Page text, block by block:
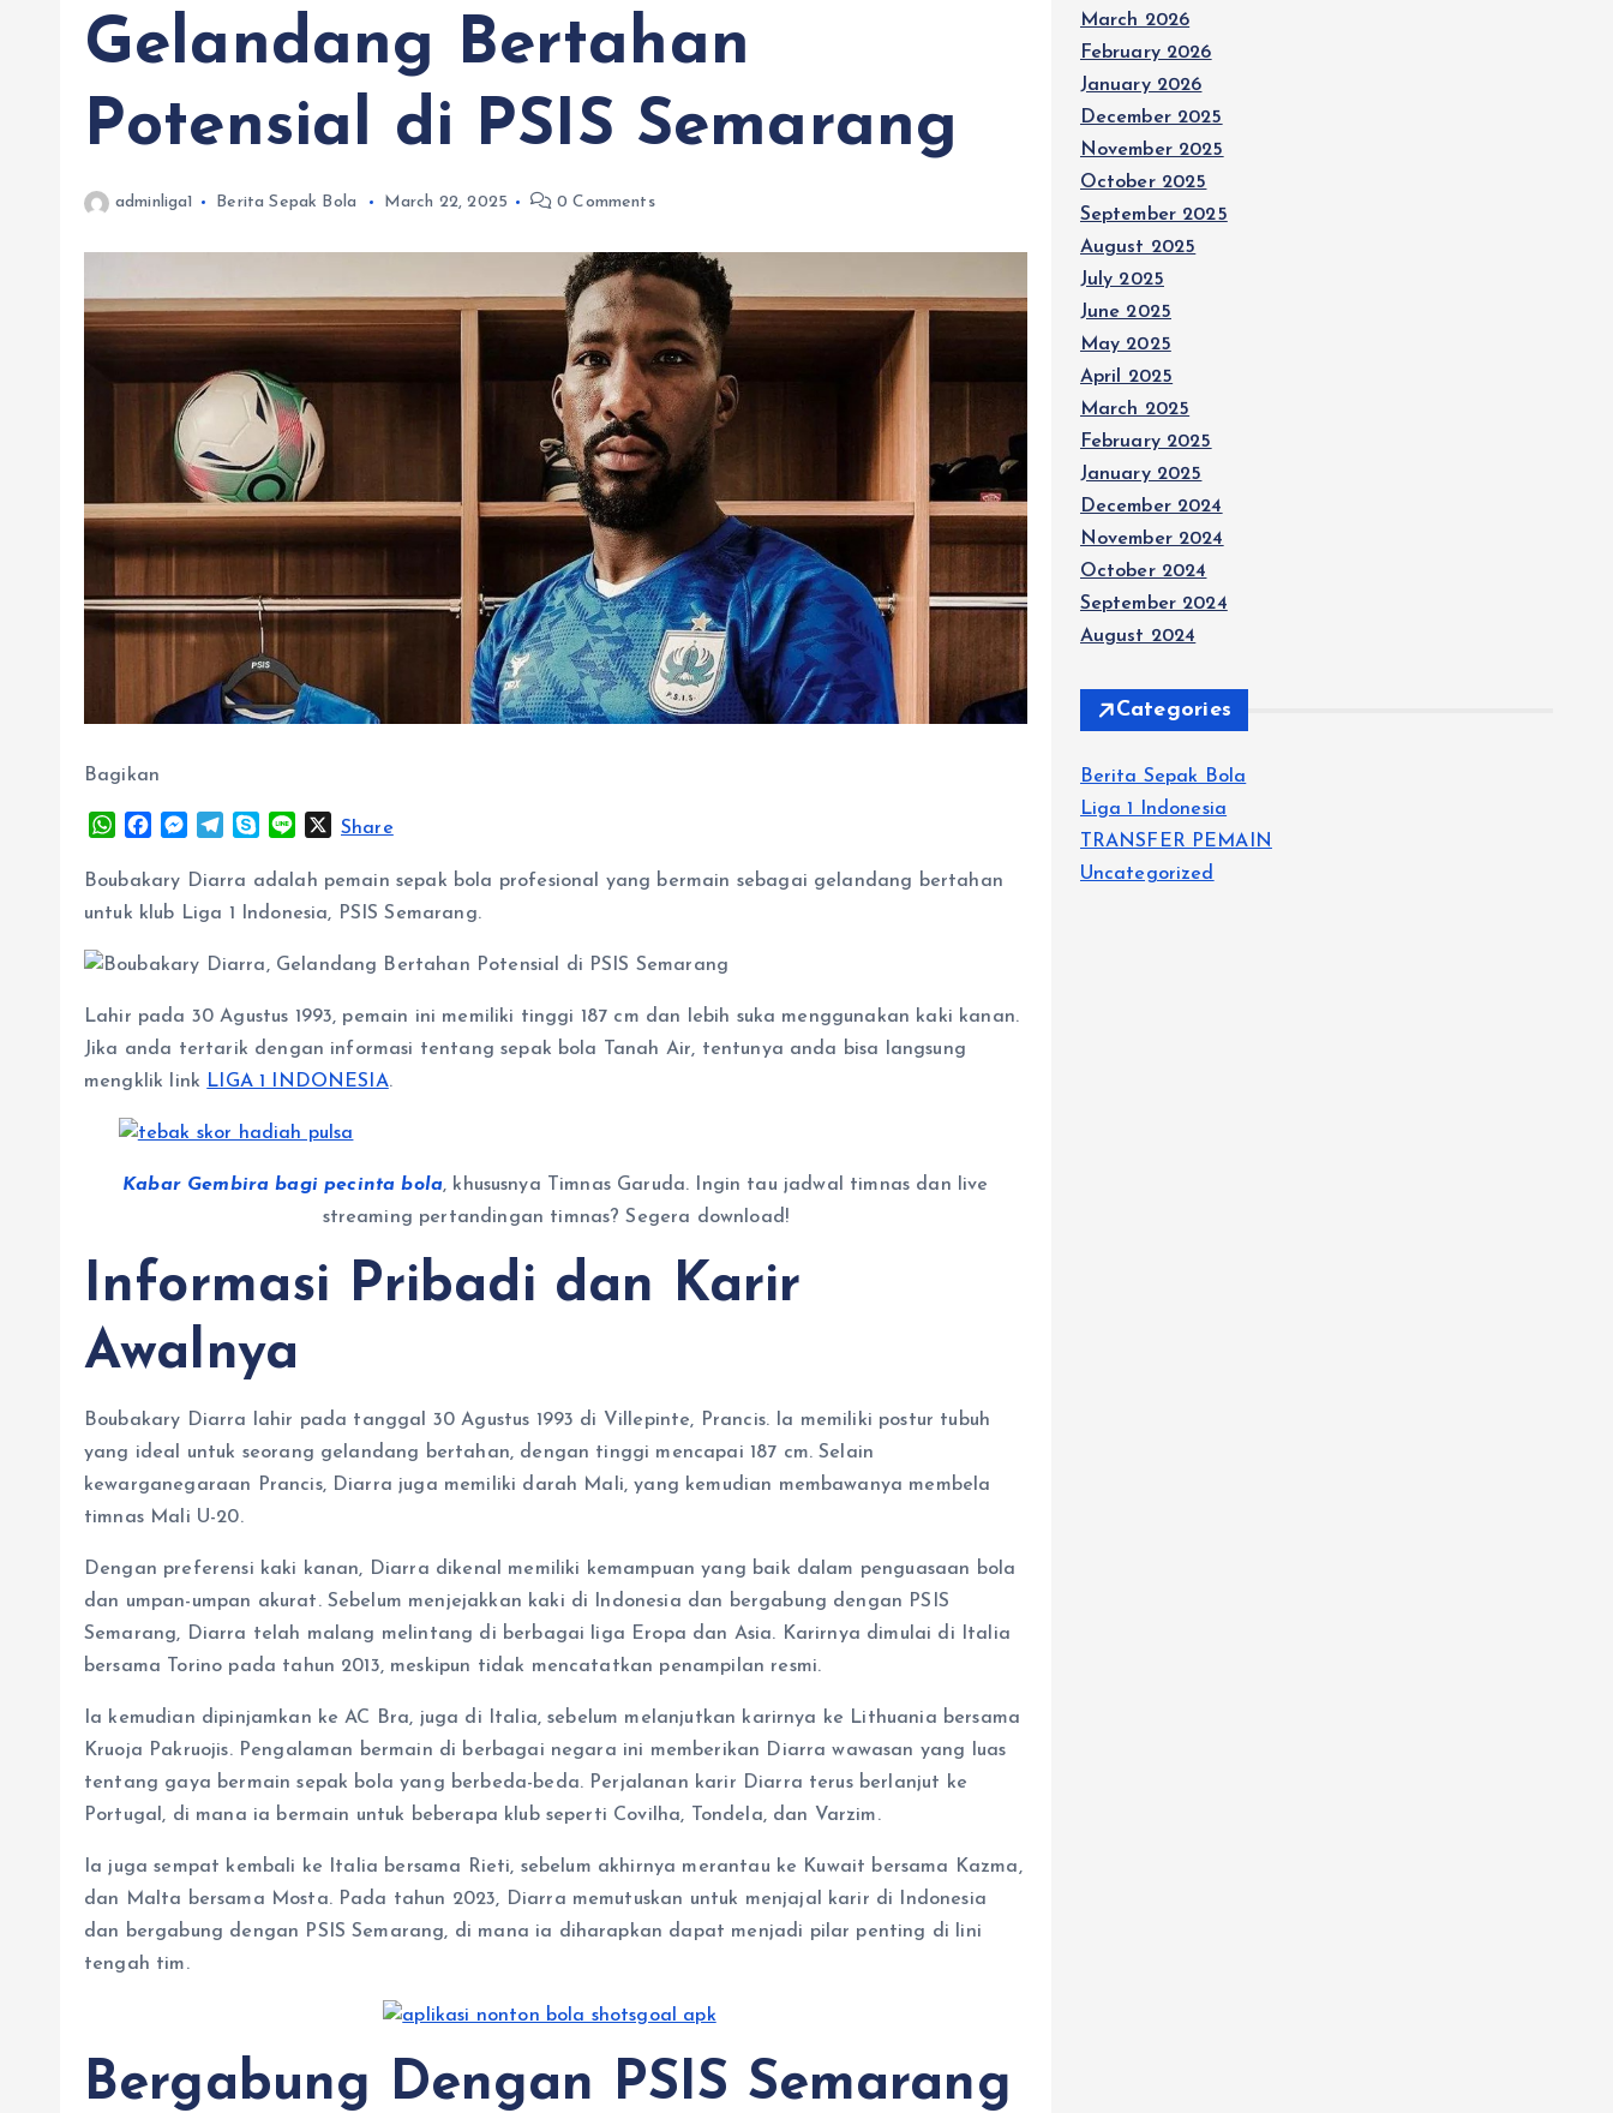
Gelandang Bertahan
Potensial di PSIS Semarang
adminliga1 Berita Sepak Bola March 22, 2025 0 Comments
Bagikan
W
a
p
c
e
o
k
M
s
s
e
T
l
e
r
m
y
p
n
XShare
Boubakary Diarra adalah pemain sepak bola profesional yang bermain sebagai gelandang bertahan
untuk klub Liga 1 Indonesia, PSIS Semarang.
Lahir pada 30 Agustus 1993, pemain ini memiliki tinggi 187 cm dan lebih suka menggunakan kaki kanan.
Jika anda tertarik dengan informasi tentang sepak bola Tanah Air, tentunya anda bisa langsung
mengklik link LIGA 1 INDONESIA.
Kabar Gembira bagi pecinta bola, khususnya Timnas Garuda. Ingin tau jadwal timnas dan live
streaming pertandingan timnas? Segera download!
Informasi Pribadi dan Karir
Awalnya
Boubakary Diarra lahir pada tanggal 30 Agustus 1993 di Villepinte, Prancis. Ia memiliki postur tubuh
yang ideal untuk seorang gelandang bertahan, dengan tinggi mencapai 187 cm. Selain
kewarganegaraan Prancis, Diarra juga memiliki darah Mali, yang kemudian membawanya membela
timnas Mali U-20.
Dengan preferensi kaki kanan, Diarra dikenal memiliki kemampuan yang baik dalam penguasaan bola
dan umpan-umpan akurat. Sebelum menjejakkan kaki di Indonesia dan bergabung dengan PSIS
Semarang, Diarra telah malang melintang di berbagai liga Eropa dan Asia. Karirnya dimulai di Italia
bersama Torino pada tahun 2013, meskipun tidak mencatatkan penampilan resmi.
Ia kemudian dipinjamkan ke AC Bra, juga di Italia, sebelum melanjutkan karirnya ke Lithuania bersama
Kruoja Pakruojis. Pengalaman bermain di berbagai negara ini memberikan Diarra wawasan yang luas
tentang gaya bermain sepak bola yang berbeda-beda. Perjalanan karir Diarra terus berlanjut ke
Portugal, di mana ia bermain untuk beberapa klub seperti Covilha, Tondela, dan Varzim.
Ia juga sempat kembali ke Italia bersama Rieti, sebelum akhirnya merantau ke Kuwait bersama Kazma,
dan Malta bersama Mosta. Pada tahun 2023, Diarra memutuskan untuk menjajal karir di Indonesia
dan bergabung dengan PSIS Semarang, di mana ia diharapkan dapat menjadi pilar penting di lini
tengah tim.
Bergabung Dengan PSIS Semarang
March 2026
February 2026
January 2026
December 2025
November 2025
October 2025
September 2025
August 2025
July 2025
June 2025
May 2025
April 2025
March 2025
February 2025
January 2025
December 2024
November 2024
October 2024
September 2024
August 2024
Categories
Berita Sepak Bola
Liga 1 Indonesia
TRANSFER PEMAIN
Uncategorized